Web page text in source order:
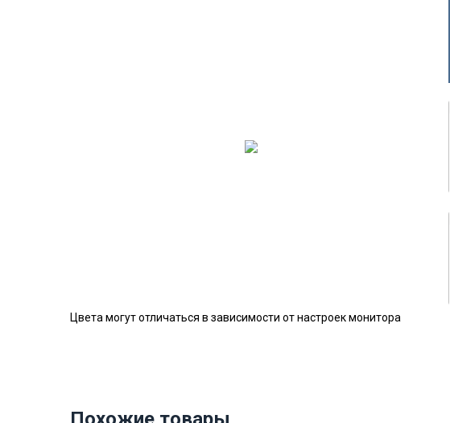
Цвета могут отличаться в зависимости от настроек монитора